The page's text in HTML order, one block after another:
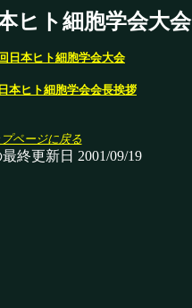
ヒト細胞学会大会
日本ヒト細胞学会大会
本ヒト細胞学会会長挨拶
プページに戻る
終更新日 2001/09/19